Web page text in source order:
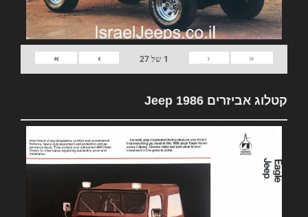
«
‹
1 של27
›
»
קטלוג אביזרים Jeep 1986